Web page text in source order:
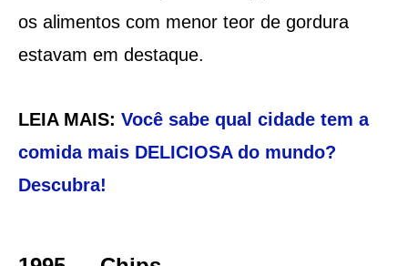
os alimentos com menor teor de gordura
estavam em destaque.
LEIA MAIS: Você sabe qual cidade tem a
comida mais DELICIOSA do mundo?
Descubra!